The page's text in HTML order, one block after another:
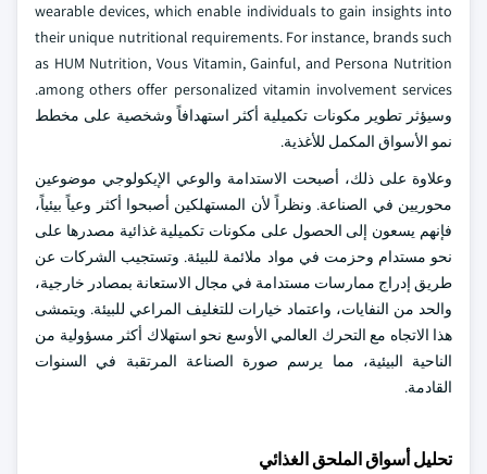
wearable devices, which enable individuals to gain insights into
their unique nutritional requirements. For instance, brands such
as HUM Nutrition, Vous Vitamin, Gainful, and Persona Nutrition
among others offer personalized vitamin involvement services.
وسيؤثر تطوير مكونات تكميلية أكثر استهدافاً وشخصية على مخطط
نمو الأسواق المكمل للأغذية.
وعلاوة على ذلك، أصبحت الاستدامة والوعي الإيكولوجي موضوعين
محوريين في الصناعة. ونظراً لأن المستهلكين أصبحوا أكثر وعياً بيئياً،
فإنهم يسعون إلى الحصول على مكونات تكميلية غذائية مصدرها على
نحو مستدام وحزمت في مواد ملائمة للبيئة. وتستجيب الشركات عن
طريق إدراج ممارسات مستدامة في مجال الاستعانة بمصادر خارجية،
والحد من النفايات، واعتماد خيارات للتغليف المراعي للبيئة. ويتمشى
هذا الاتجاه مع التحرك العالمي الأوسع نحو استهلاك أكثر مسؤولية من
الناحية البيئية، مما يرسم صورة الصناعة المرتقبة في السنوات
القادمة.
تحليل أسواق الملحق الغذائي